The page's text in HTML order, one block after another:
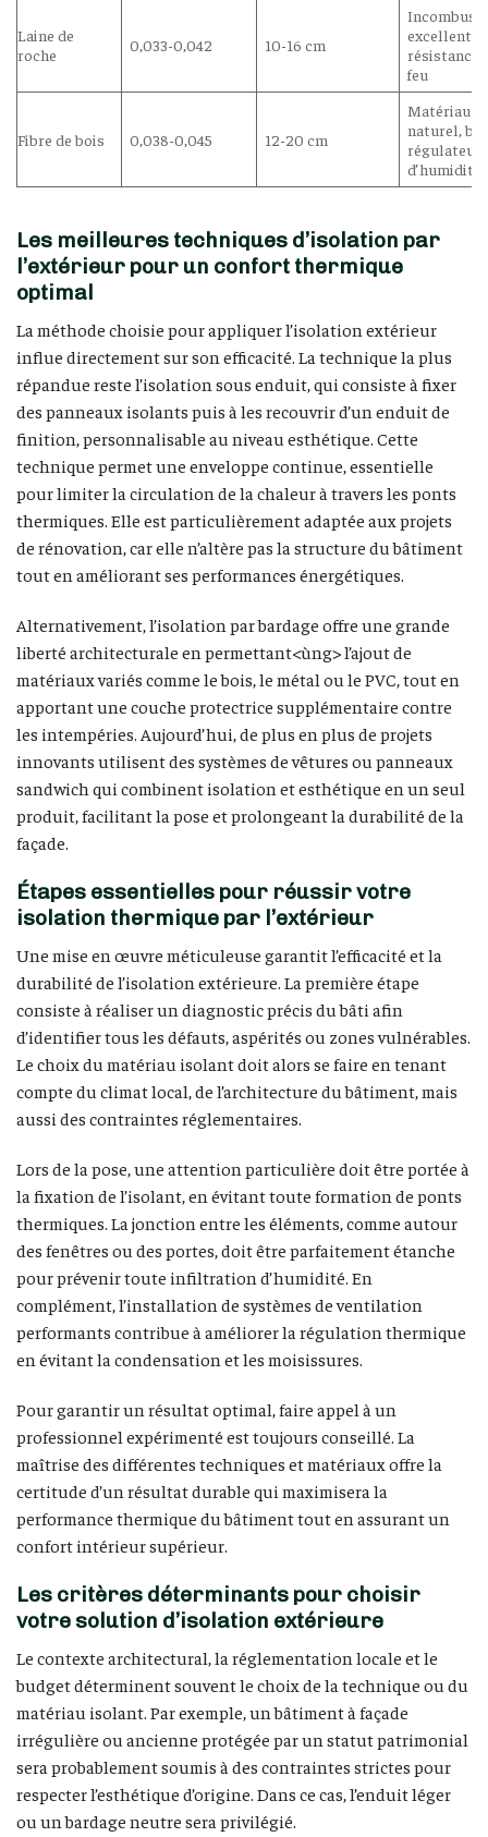
Laine de
roche
0,033-0,042 10-16 cm
excellente
résistance
feu
Fibre de bois 0,038-0,045 12-20 cm
Matériau
naturel,
régulateur
d’humidité
Les meilleures techniques d’isolation par
l’extérieur pour un confort thermique
optimal
La méthode choisie pour appliquer l’isolation extérieur
influe directement sur son efficacité. La technique la plus
répandue reste l’isolation sous enduit, qui consiste à fixer
des panneaux isolants puis à les recouvrir d’un enduit de
finition, personnalisable au niveau esthétique. Cette
technique permet une enveloppe continue, essentielle
pour limiter la circulation de la chaleur à travers les ponts
thermiques. Elle est particulièrement adaptée aux projets
de rénovation, car elle n’altère pas la structure du bâtiment
tout en améliorant ses performances énergétiques.
Alternativement, l’isolation par bardage offre une grande
liberté architecturale en permettant<ùng> l’ajout de
matériaux variés comme le bois, le métal ou le PVC, tout en
apportant une couche protectrice supplémentaire contre
les intempéries. Aujourd’hui, de plus en plus de projets
innovants utilisent des systèmes de vêtures ou panneaux
sandwich qui combinent isolation et esthétique en un seul
produit, facilitant la pose et prolongeant la durabilité de la
façade.
Étapes essentielles pour réussir votre
isolation thermique par l’extérieur
Une mise en œuvre méticuleuse garantit l’efficacité et la
durabilité de l’isolation extérieure. La première étape
consiste à réaliser un diagnostic précis du bâti afin
d’identifier tous les défauts, aspérités ou zones vulnérables.
Le choix du matériau isolant doit alors se faire en tenant
compte du climat local, de l’architecture du bâtiment, mais
aussi des contraintes réglementaires.
Lors de la pose, une attention particulière doit être portée à
la fixation de l’isolant, en évitant toute formation de ponts
thermiques. La jonction entre les éléments, comme autour
des fenêtres ou des portes, doit être parfaitement étanche
pour prévenir toute infiltration d’humidité. En
complément, l’installation de systèmes de ventilation
performants contribue à améliorer la régulation thermique
en évitant la condensation et les moisissures.
Pour garantir un résultat optimal, faire appel à un
professionnel expérimenté est toujours conseillé. La
maîtrise des différentes techniques et matériaux offre la
certitude d’un résultat durable qui maximisera la
performance thermique du bâtiment tout en assurant un
confort intérieur supérieur.
Les critères déterminants pour choisir
votre solution d’isolation extérieure
Le contexte architectural, la réglementation locale et le
budget déterminent souvent le choix de la technique ou du
matériau isolant. Par exemple, un bâtiment à façade
irrégulière ou ancienne protégée par un statut patrimonial
sera probablement soumis à des contraintes strictes pour
respecter l’esthétique d’origine. Dans ce cas, l’enduit léger
ou un bardage neutre sera privilégié.